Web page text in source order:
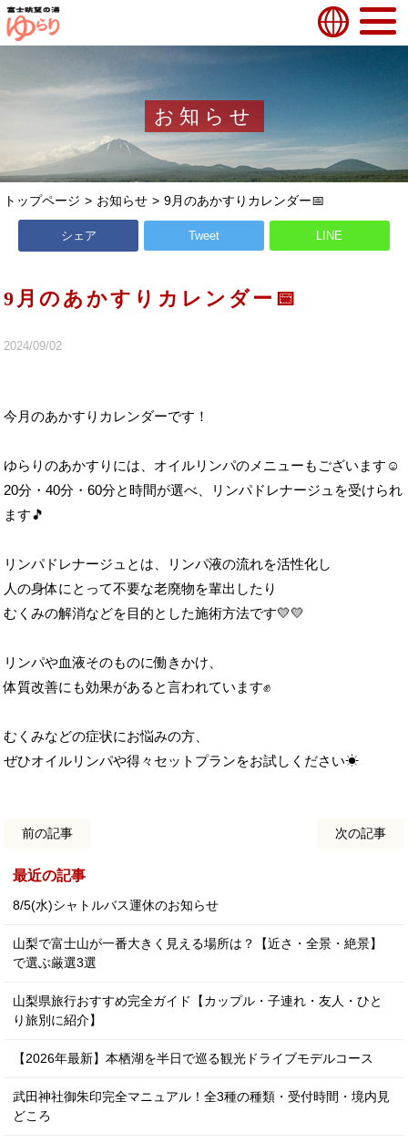
お知らせ
トップページ お知らせ 9月のあかすりカレンダー📅
シェア Tweet LINE
9月のあかすりカレンダー📅
2024/09/02
今月のあかすりカレンダーです！
ゆらりのあかすりには、オイルリンパのメニューもございます☺
20分・40分・60分と時間が選べ、リンパドレナージュを受けられ
ます🎵
リンパドレナージュとは、リンパ液の流れを活性化し
人の身体にとって不要な老廃物を輩出したり
むくみの解消などを目的とした施術方法です💛💛
リンパや血液そのものに働きかけ、
体質改善にも効果があると言われています✊
むくみなどの症状にお悩みの方、
ぜひオイルリンパや得々セットプランをお試しください☀
前の記事 次の記事
最近の記事
8/5(水)シャトルバス運休のお知らせ
山梨で富士山が一番大きく見える場所は？【近さ・全景・絶景】
で選ぶ厳選3選
山梨県旅行おすすめ完全ガイド【カップル・子連れ・友人・ひと
り旅別に紹介】
【2026年最新】本栖湖を半日で巡る観光ドライブモデルコース
武田神社御朱印完全マニュアル！全3種の種類・受付時間・境内見
どころ